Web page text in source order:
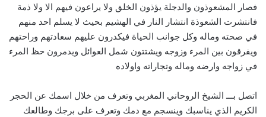
فصار المشعوذون والدجلة يؤذون الخلق ولا يراعون فيهم الا ولا ذمة
فانتشرت الشعوذة انتشار النار في الهشيم بحيث لا يسلم احد منهم
في صحته وماله وكل جوانب الحياة فيكدرون عليهم سعادتهم وراحتهم
ويفرقون بين المرء وزوجه ويشتتون شمل العوائل ويدمرون حظ المرء
في زواجه وارضه وماله وتجاراته واولاده
اتصل بـــ الشيخ الروحاني المغربي وتعرف من خلال اسمك عن الحجر
الكريم الذي يناسبك وينسجم مع دمك وتعرف على برجك وطالعك